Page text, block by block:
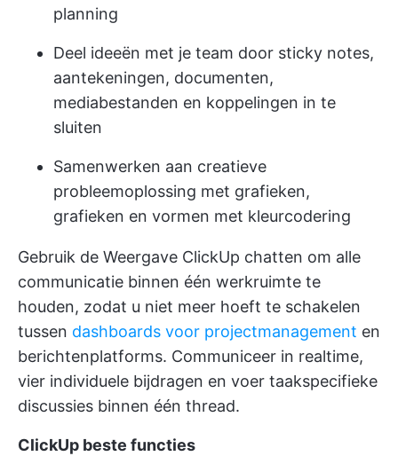
planning
Deel ideeën met je team door sticky notes,
aantekeningen, documenten,
mediabestanden en koppelingen in te
sluiten
Samenwerken aan creatieve
probleemoplossing met grafieken,
grafieken en vormen met kleurcodering
Gebruik de Weergave ClickUp chatten om alle
communicatie binnen één werkruimte te
houden, zodat u niet meer hoeft te schakelen
tussen dashboards voor projectmanagement en
berichtenplatforms. Communiceer in realtime,
vier individuele bijdragen en voer taakspecifieke
discussies binnen één thread.
ClickUp beste functies